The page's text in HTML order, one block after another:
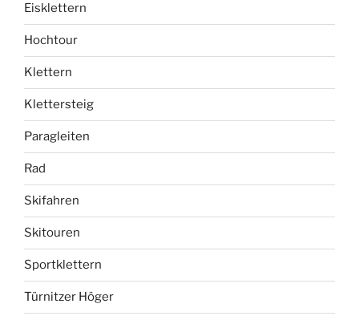
Eisklettern
Hochtour
Klettern
Klettersteig
Paragleiten
Rad
Skifahren
Skitouren
Sportklettern
Türnitzer Höger